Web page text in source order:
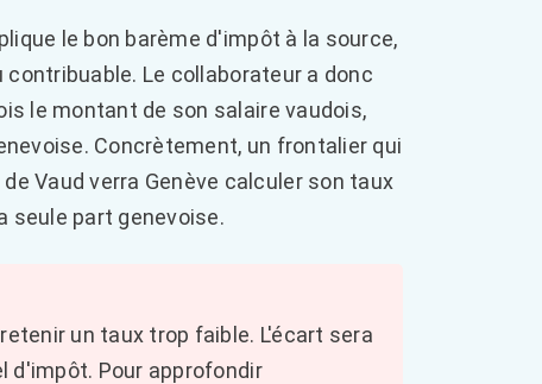
le bon barème d'impôt à la source,
Le collaborateur a donc
le montant de son salaire vaudois,
Concrètement, un frontalier qui
Vaud verra Genève calculer son taux
seule part genevoise.
un taux trop faible. L'écart sera
d'impôt. Pour approfondir